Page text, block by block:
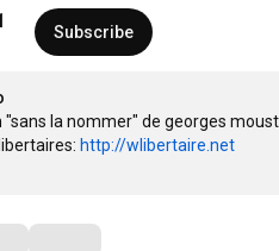
Subscribe
"sans la nommer" de georges
http://wlibertaire.net